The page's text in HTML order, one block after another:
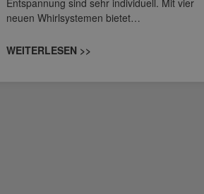
Entspannung sind sehr individuell. Mit vier
neuen Whirlsystemen bietet…
WEITERLESEN >>